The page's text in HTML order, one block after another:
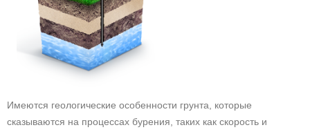
Имеются геологические особенности грунта, которые
сказываются на процессах бурения, таких как скорость и